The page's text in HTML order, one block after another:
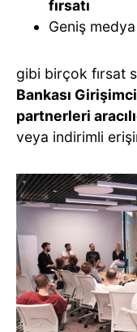
fırsatı
Geniş
gibi birçok fırsat
Bankası
partnerleri
veya indirimli